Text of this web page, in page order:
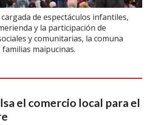
de espectáculos infantiles,
y la participación de
y comunitarias, la comuna
maipucinas.
el comercio local para el